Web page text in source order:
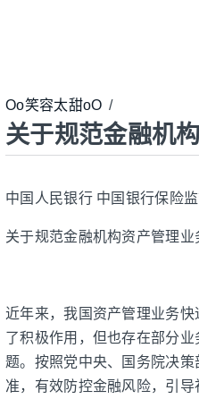
Oo笑容太甜oO /
关于规范金融机
中国人民银行 中国银行保险
关于规范金融机构资产管理业
近年来，我国资产管理业务
了积极作用，但也存在部分
题。按照党中央、国务院决
准，有效防控金融风险，引